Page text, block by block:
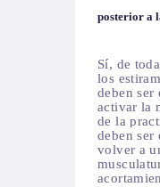
posterior a
Sí, de
los
deben ser
activar la
de la
deben ser
volver a